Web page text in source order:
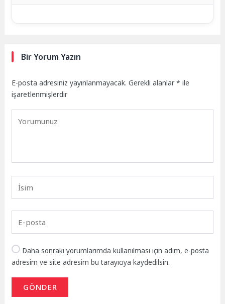
Bir Yorum Yazın
E-posta adresiniz yayınlanmayacak. Gerekli alanlar* ile
işaretlenmişlerdir
Daha sonraki yorumlarımda kullanılması için adım, e-posta
adresim ve site adresim bu tarayıcıya kaydedilsin.
GÖNDER